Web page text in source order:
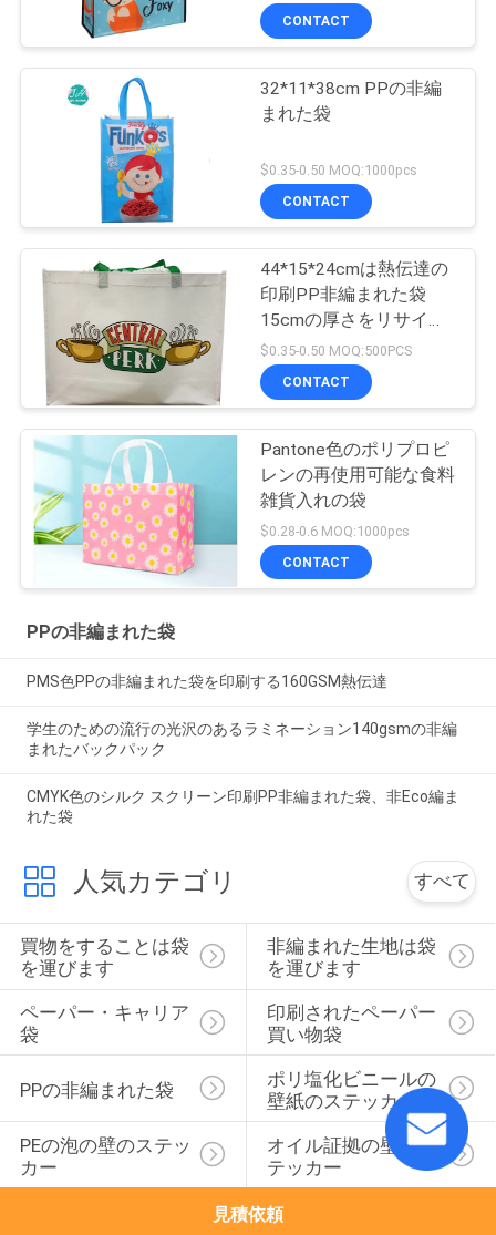
CONTACT
32*11*38cm PPの非編
まれた袋
$0.35-0.50 MOQ:1000pcs
CONTACT
44*15*24cmは熱伝達の
印刷PP非編まれた袋
15cmの厚さをリサイク
ルする
$0.35-0.50 MOQ:500PCS
CONTACT
Pantone色のポリプロピ
レンの再使用可能な食料
雑貨入れの袋
$0.28-0.6 MOQ:1000pcs
CONTACT
PPの非編まれた袋
PMS色PPの非編まれた袋を印刷する160GSM熱伝達
学生のための流行の光沢のあるラミネーション140gsmの非編
まれたバックパック
CMYK色のシルク スクリーン印刷PP非編まれた袋、非Eco編ま
れた袋
人気カテゴリ すべて
買物をすることは袋
を運びます
非編まれた生地は袋
を運びます
ペーパー・キャリア
袋
印刷されたペーパー
買い物袋
PPの非編まれた袋
ポリ塩化ビニールの
壁紙のステッカー
PEの泡の壁のステッ
カー
オイル証拠の壁のス
テッカー
見積依頼